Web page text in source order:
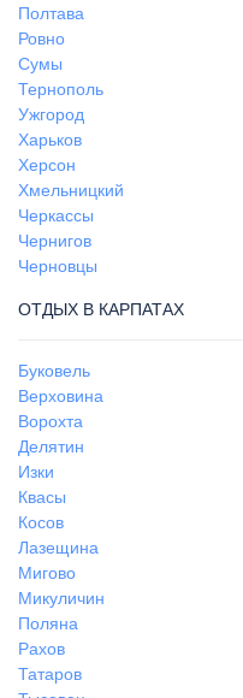
Полтава
Ровно
Сумы
Тернополь
Ужгород
Харьков
Херсон
Хмельницкий
Черкассы
Чернигов
Черновцы
ОТДЫХ В КАРПАТАХ
Буковель
Верховина
Ворохта
Делятин
Изки
Квасы
Косов
Лазещина
Мигово
Микуличин
Поляна
Рахов
Татаров